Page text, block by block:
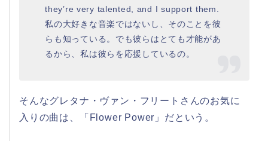
they’re very talented, and I support them.
私の大好きな音楽ではないし、そのことを彼
らも知っている。でも彼らはとても才能があ
るから、私は彼らを応援しているの。
そんなグレタナ・ヴァン・フリートさんのお気に
入りの曲は、「Flower Power」だという。